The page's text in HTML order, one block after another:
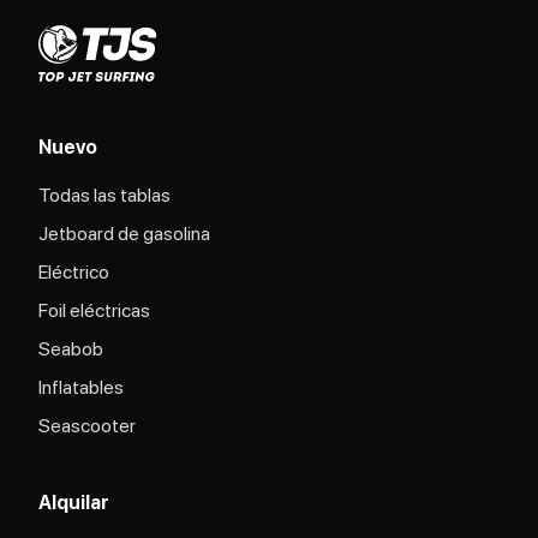
Nuevo
Todas las tablas
Jetboard de gasolina
Eléctrico
Foil eléctricas
Seabob
Inflatables
Seascooter
Alquilar